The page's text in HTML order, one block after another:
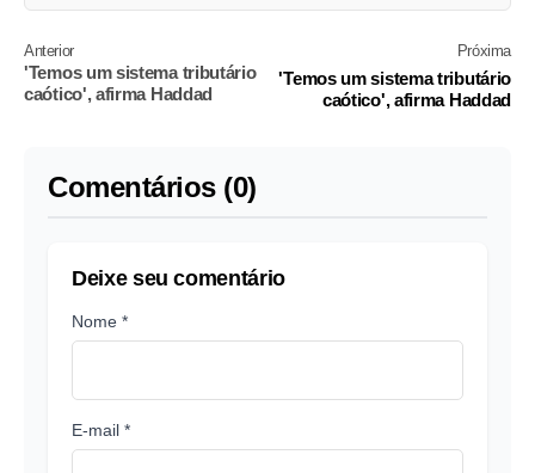
Anterior
'Temos um sistema tributário
caótico', afirma Haddad
Próxima
'Temos um sistema tributário
caótico', afirma Haddad
Comentários (0)
Deixe seu comentário
Nome *
E-mail *